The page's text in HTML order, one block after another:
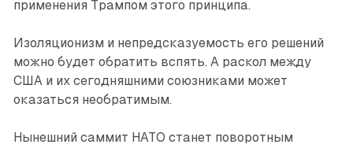
применения Трампом этого принципа.
Изоляционизм и непредсказуемость его решений
можно будет обратить вспять. А раскол между
США и их сегодняшними союзниками может
оказаться необратимым.
Нынешний саммит НАТО станет поворотным